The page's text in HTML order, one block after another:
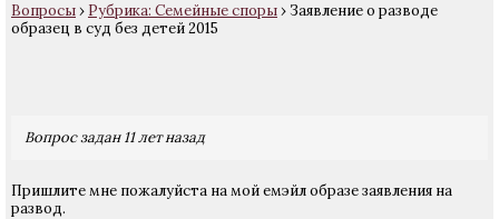
Вопросы› Рубрика: Семейные споры› Заявление о разводе
образец в суд без детей 2015
Вопрос задан 11 лет назад
Пришлите мне пожалуйста на мой емэйл образе заявления на
развод.